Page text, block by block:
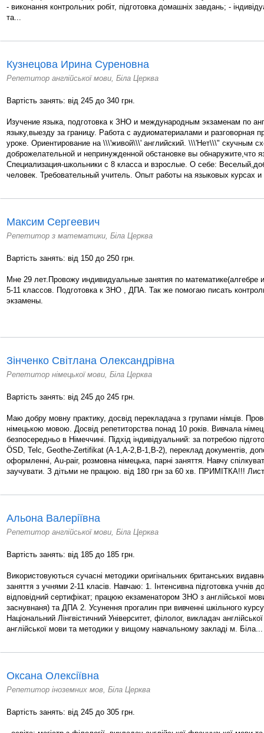
- виконання контрольних робіт, підготовка домашніх завдань; -
та...
Кузнецова Ирина Суреновна
Репетитор англійської мови, Біла Церква
Вартість занять: від 245 до 340 грн.
Изучение языка, подготовка к ЗНО и международным экзаменам по
языку,выезду за границу. Работа с аудиоматериалами и разговорная
уроке. Ориентирование на \\\'живой\\\' английский. \\\'Нет\\\" скучным
доброжелательной и непринужденной обстановке вы обнаружите,что
Специализация-школьники с 8 класса и взрослые. О себе:
человек. Требовательный учитель. Опыт работы на языковых курсах и
Максим Сергеевич
Репетитор з математики, Біла Церква
Вартість занять: від 150 до 250 грн.
Мне 29 лет.Провожу индивидуальные занятия по математике(алгебре
5-11 классов. Подготовка к ЗНО , ДПА. Так же помогаю писать
экзамены.
Зінченко Світлана Олександрівна
Репетитор німецької мови, Біла Церква
Вартість занять: від 245 до 245 грн.
Маю добру мовну практику, досвід перекладача з групами німців.
німецькою мовою. Досвід репетиторства понад 10 років. Вивчала
безпосередньо в Німеччині. Підхід індивідуальний: за потребою
ÖSD, Telc, Geothe-Zertifikat (A-1,A-2,B-1,B-2), переклад документів,
оформленні, Au-pаir, розмовна німецька, парні заняття. Навчу
заучувати. З дітьми не працюю. від 180 грн за 60 хв. ПРИМІТКА!!!
Альона Валеріївна
Репетитор англійської мови, Біла Церква
Вартість занять: від 185 до 185 грн.
Використовуються сучасні методики оригінальних британських
заняття з учнями 2-11 класів. Навчаю: 1. Інтенсивна підготовка учнів
відповідний сертифікат; працюю екзаменатором ЗНО з англійської
заснувнаня) та ДПА 2. Усунення прогалин при вивченні шкільного
Національний Лінгвістичний Університет, філолог, викладач
англійської мови та методики у вищому навчальному закладі м. Біла...
Оксана Олексіївна
Репетитор іноземних мов, Біла Церква
Вартість занять: від 245 до 305 грн.